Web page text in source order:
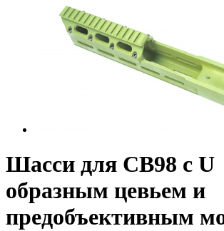
Шасси для СВ98 с U
образным цевьем и
предобъективным